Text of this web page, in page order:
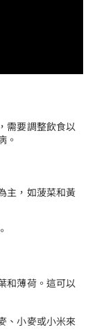
需要調整飲食以
。
主，如菠菜和黃
和薄荷。這可以
、小麥或小米來